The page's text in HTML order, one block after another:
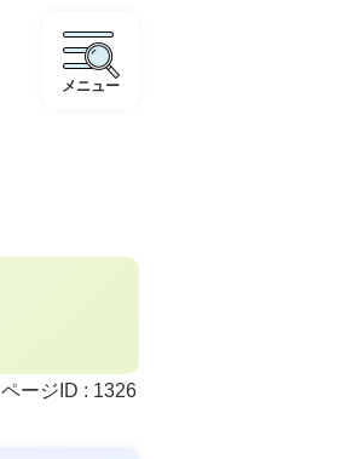
メニュー
ページID : 1326